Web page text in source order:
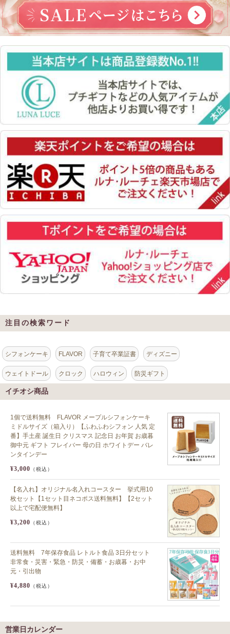
注目の検索ワード
シフォンケーキ FLAVOR 子育て卒業証書 ディズニー
ウェイトドール クロック ハロウィン 防災ギフト
イチオシ商品
1個で送料無料 FLAVOR メープルシフォンケーキ
ミドルサイズ（箱入り）【ふわふわシフォン 人気 定
番】手土産 誕生日 クリスマス 記念日 お年賀 お歳暮
御中元 ギフト フレイバー 母の日 ホワイトデー バレ
ンタインデー
¥3,000 （税込）
【名入れ】オリジナル名入れコースター 挙式用10
枚セット【1セット目ネコポス送料無料】【2セット
以上で宅配便無料】
¥3,200 （税込）
送料無料 7年保存食品 レトルト食品 3日分セット
非常食・災害・緊急・防災・備蓄・お歳暮・お中
元・引出物
¥4,880 （税込）
営業日カレンダー